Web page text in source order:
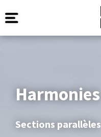
Harmonies
Sections parallèles